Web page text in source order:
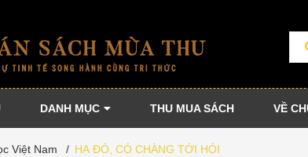
DANH MỤC THU MUA SÁCH VỀ
Việt Nam / HẠ ĐỎ, CÓ CHÀNG TỚI HỎI